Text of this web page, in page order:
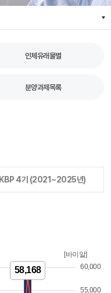
인체유래물별
분양과제목록
KBP 4기 (2021~2025년)